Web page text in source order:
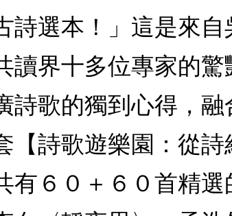
詩選本！」這是來
讀界十多位專家的
詩歌的獨到心得，
【詩歌遊樂園：從
有６０＋６０首精